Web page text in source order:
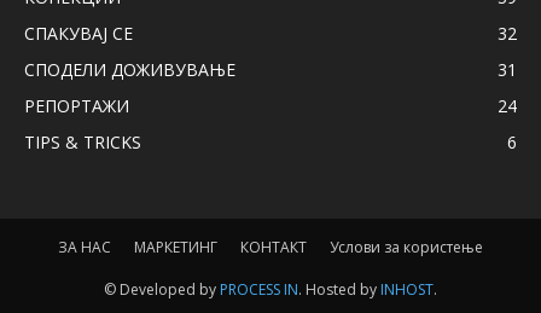
СПАКУВАЈ СЕ
32
СПОДЕЛИ ДОЖИВУВАЊЕ
31
РЕПОРТАЖИ
24
TIPS & TRICKS
6
ЗА НАС МАРКЕТИНГ КОНТАКТ Услови за користење
© Developed by PROCESS IN. Hosted by INHOST.